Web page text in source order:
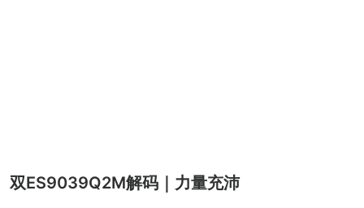
双ES9039Q2M解码｜力量充沛